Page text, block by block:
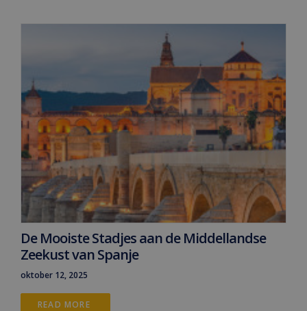
De Mooiste Stadjes aan de Middellandse
Zeekust van Spanje
oktober 12, 2025
READ MORE